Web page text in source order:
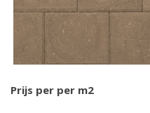
Prijs per per m2